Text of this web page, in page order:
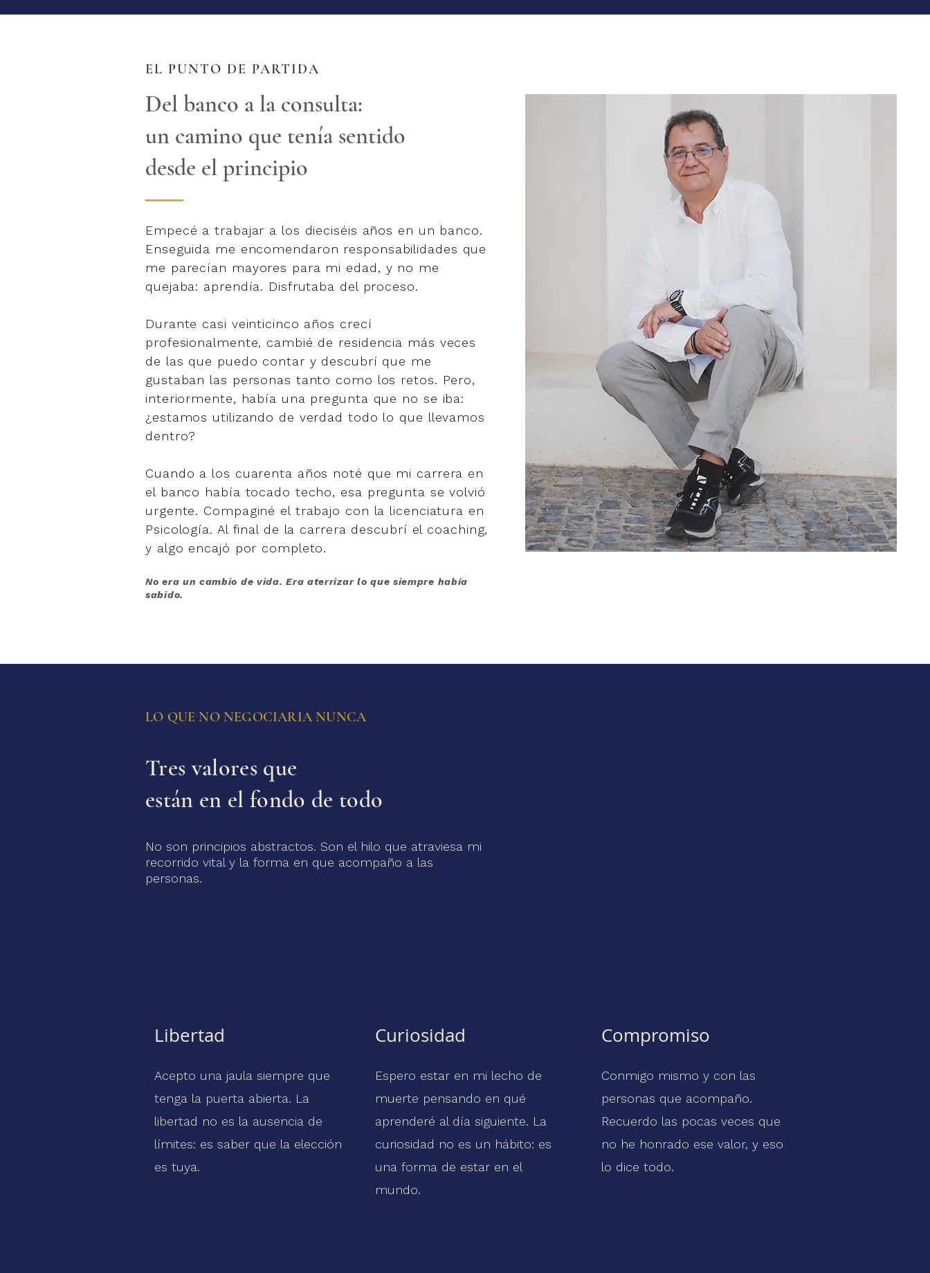
EL PUNTO DE PARTIDA
Del banco a la consulta:
un camino que tenía sentido
desde el principio
Empecé a trabajar a los dieciséis años en un banco.
Enseguida me encomendaron responsabilidades que
me parecían mayores para mi edad, y no me
quejaba: aprendía. Disfrutaba del proceso.
Durante casi veinticinco años crecí
profesionalmente, cambié de residencia más veces
de las que puedo contar y descubrí que me
gustaban las personas tanto como los retos. Pero,
interiormente, había una pregunta que no se iba:
¿estamos utilizando de verdad todo lo que llevamos
dentro?
Cuando a los cuarenta años noté que mi carrera en
el banco había tocado techo, esa pregunta se volvió
urgente. Compaginé el trabajo con la licenciatura en
Psicología. Al final de la carrera descubrí el coaching,
y algo encajó por completo.
No era un cambio de vida. Era aterrizar lo que siempre había
sabido.
LO QUE NO NEGOCIARIA NUNCA
Tres valores que
están en el fondo de todo
No son principios abstractos. Son el hilo que atraviesa mi
recorrido vital y la forma en que acompaño a las
personas.
Libertad
Acepto una jaula siempre que
tenga la puerta abierta. La
libertad no es la ausencia de
límites: es saber que la elección
es tuya.
Curiosidad
Espero estar en mi lecho de
muerte pensando en qué
aprenderé al día siguiente. La
curiosidad no es un hábito: es
una forma de estar en el
mundo.
Compromiso
Conmigo mismo y con las
personas que acompaño.
Recuerdo las pocas veces que
no he honrado ese valor, y eso
lo dice todo.